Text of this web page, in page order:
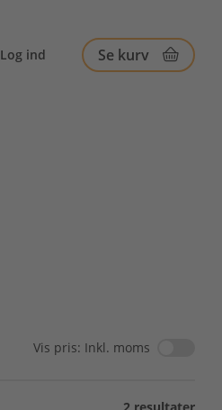
Log ind Se kurv
Vis pris: Inkl. moms